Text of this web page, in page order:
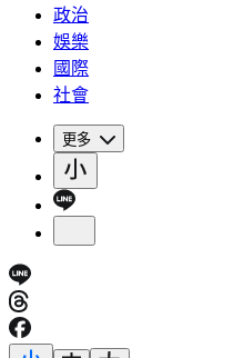
政治
娛樂
國際
社會
更多